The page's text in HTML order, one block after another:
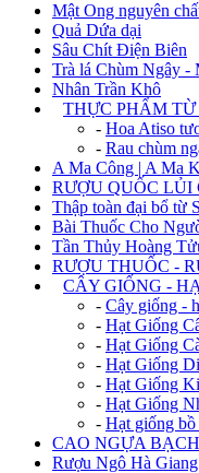
Mật Ong nguyên
Quả Dứa dại
Sâu Chít Điện Biên
Trà lá Chùm Ngây
Nhân Trần Khô
THỰC PHẨM
- Hoa Atiso
- Rau chùm
A Ma Công | A Ma
RƯỢU QUỐC LỦI
Thập toàn đại bổ từ
Bài Thuốc Cho
Tần Thủy Hoàng
RƯỢU THUỐC -
CÂY GIỐNG -
- Cây giống -
- Hạt Giống
- Hạt Giống
- Hạt Giống
- Hạt Giống
- Hạt Giống
- Hạt giống bồ
CAO NGỰA
Rượu Ngô Hà Giang